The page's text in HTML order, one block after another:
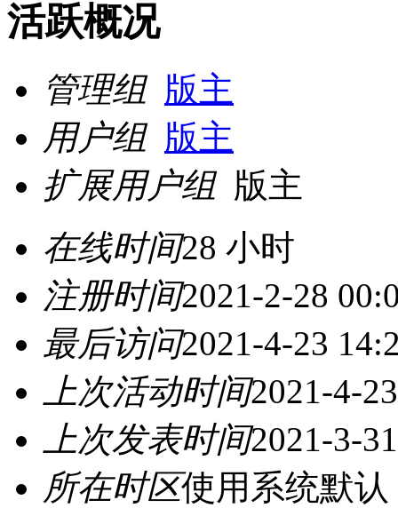
活跃概况
管理组 版主
用户组 版主
扩展用户组 版主
在线时间28 小时
注册时间2021-2-28
最后访问2021-4-23
上次活动时间2021-4-
上次发表时间2021-3-
所在时区使用系统默认